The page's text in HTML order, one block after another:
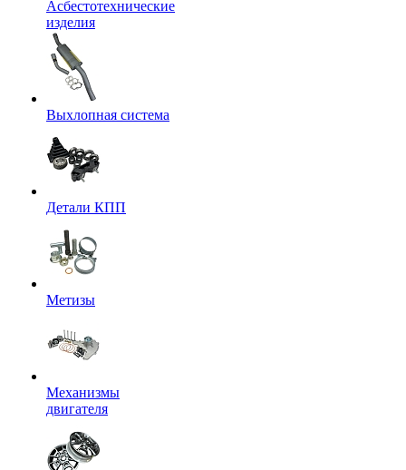
Асбестотехнические
изделия
Выхлопная система
Детали КПП
Метизы
Механизмы
двигателя